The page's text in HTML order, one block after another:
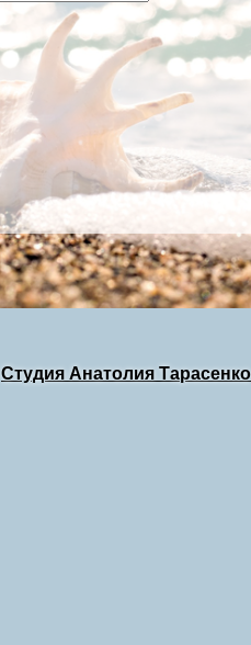
Студия Анатолия Тарасенко